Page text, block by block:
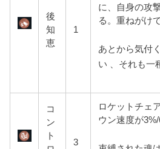
後
知
恵
1
に、自身の攻
る。重ねがけ
あとから気付
い 、それも一
コ
ン
ト
3
ロケットチェ
ウン速度が3%/